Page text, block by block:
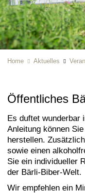
Home Aktuelles
Öffentliches
Es duftet wunderbar
Anleitung können
herstellen.
sowie einen
Sie ein individueller
der Bärli-Biber-Welt.
Wir empfehlen ein